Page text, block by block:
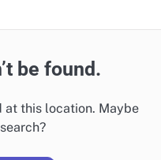
be found.
at this location. Maybe